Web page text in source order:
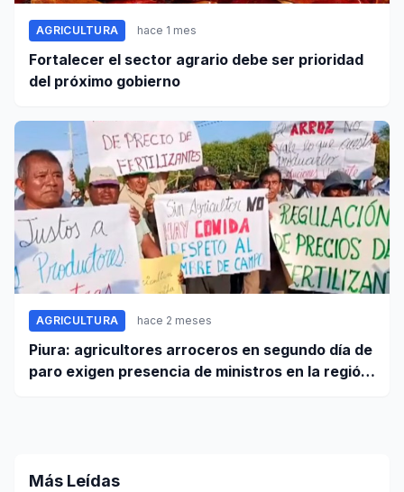
AGRICULTURA hace 1 mes
Fortalecer el sector agrario debe ser prioridad
del próximo gobierno
AGRICULTURA hace 2 meses
Piura: agricultores arroceros en segundo día de
paro exigen presencia de ministros en la región
Más Leídas